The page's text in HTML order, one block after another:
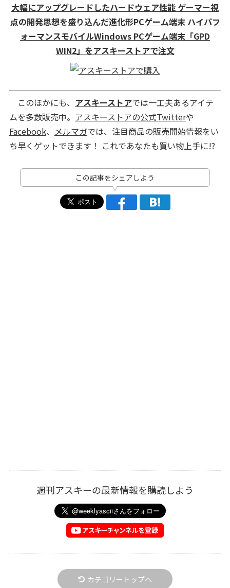
大幅にアップグレードしたハードウェア性能 ゲーマー視
点の開発思想を盛り込んだ進化形PCゲーム端末 ハイパフ
ォーマンスモバイルWindows PCゲーム端末「GPD
WIN2」をアスキーストアで注文
このほかにも、 アスキーストアでは一工夫あるアイテ
ムを多数販売中。 アスキーストアの公式Twitterや
Facebook、 メルマガでは、注目商品の販売開始情報をい
ち早くゲットできます！ これであなたも買い物上手に!?
この記事をシェアしよう
週刊アスキーの最新情報を購読しよう
カテゴリートップへ